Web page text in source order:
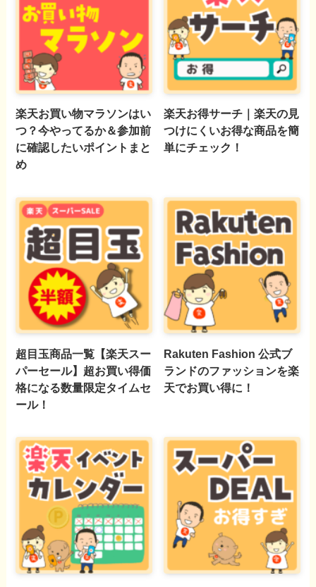
楽天お買い物マラソンはい
つ？今やってるか＆参加前
に確認したいポイントまと
め
楽天お得サーチ｜楽天の見
つけにくいお得な商品を簡
単にチェック！
超目玉商品一覧【楽天スー
パーセール】超お買い得価
格になる数量限定タイムセ
ール！
Rakuten Fashion 公式ブ
ランドのファッションを楽
天でお買い得に！